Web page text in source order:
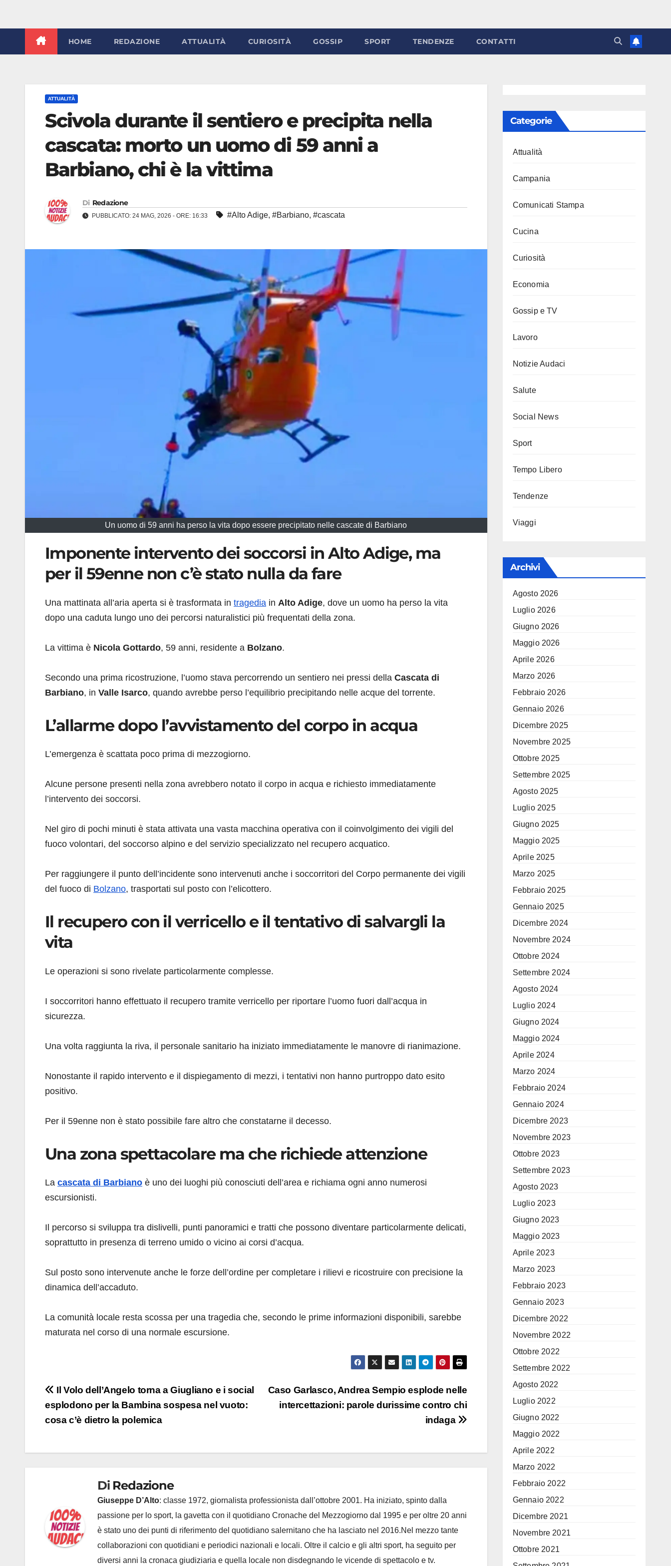
HOME REDAZIONE ATTUALITÀ CURIOSITÀ GOSSIP SPORT TENDENZE CONTATTI
ATTUALITÀ
Scivola durante il sentiero e precipita nella
cascata: morto un uomo di 59 anni a
Barbiano, chi è la vittima
Di Redazione
PUBBLICATO: 24 MAG, 2026 - ORE: 16:33 #Alto Adige, #Barbiano, #cascata
Un uomo di 59 anni ha perso la vita dopo essere precipitato nelle cascate di Barbiano
Imponente intervento dei soccorsi in Alto Adige, ma
per il 59enne non c’è stato nulla da fare
Una mattinata all’aria aperta si è trasformata in tragedia in Alto Adige, dove un uomo ha perso la vita
dopo una caduta lungo uno dei percorsi naturalistici più frequentati della zona.
La vittima è Nicola Gottardo, 59 anni, residente a Bolzano.
Secondo una prima ricostruzione, l’uomo stava percorrendo un sentiero nei pressi della Cascata di
Barbiano, in Valle Isarco, quando avrebbe perso l’equilibrio precipitando nelle acque del torrente.
L’allarme dopo l’avvistamento del corpo in acqua
L’emergenza è scattata poco prima di mezzogiorno.
Alcune persone presenti nella zona avrebbero notato il corpo in acqua e richiesto immediatamente
l’intervento dei soccorsi.
Nel giro di pochi minuti è stata attivata una vasta macchina operativa con il coinvolgimento dei vigili del
fuoco volontari, del soccorso alpino e del servizio specializzato nel recupero acquatico.
Per raggiungere il punto dell’incidente sono intervenuti anche i soccorritori del Corpo permanente dei vigili
del fuoco di Bolzano, trasportati sul posto con l’elicottero.
Il recupero con il verricello e il tentativo di salvargli la
vita
Le operazioni si sono rivelate particolarmente complesse.
I soccorritori hanno effettuato il recupero tramite verricello per riportare l’uomo fuori dall’acqua in
sicurezza.
Una volta raggiunta la riva, il personale sanitario ha iniziato immediatamente le manovre di rianimazione.
Nonostante il rapido intervento e il dispiegamento di mezzi, i tentativi non hanno purtroppo dato esito
positivo.
Per il 59enne non è stato possibile fare altro che constatarne il decesso.
Una zona spettacolare ma che richiede attenzione
La cascata di Barbiano è uno dei luoghi più conosciuti dell’area e richiama ogni anno numerosi
escursionisti.
Il percorso si sviluppa tra dislivelli, punti panoramici e tratti che possono diventare particolarmente delicati,
soprattutto in presenza di terreno umido o vicino ai corsi d’acqua.
Sul posto sono intervenute anche le forze dell’ordine per completare i rilievi e ricostruire con precisione la
dinamica dell’accaduto.
La comunità locale resta scossa per una tragedia che, secondo le prime informazioni disponibili, sarebbe
maturata nel corso di una normale escursione.
Navigazione
articoli
Caso Garlasco, Andrea Sempio esplode nelle
intercettazioni: parole durissime contro chi
indaga
Il Volo dell’Angelo torna a Giugliano e i social
esplodono per la Bambina sospesa nel vuoto:
cosa c’è dietro la polemica
Di Redazione
Giuseppe D’Alto: classe 1972, giornalista professionista dall’ottobre 2001. Ha iniziato, spinto dalla
passione per lo sport, la gavetta con il quotidiano Cronache del Mezzogiorno dal 1995 e per oltre 20 anni
è stato uno dei punti di riferimento del quotidiano salernitano che ha lasciato nel 2016.Nel mezzo tante
collaborazioni con quotidiani e periodici nazionali e locali. Oltre il calcio e gli altri sport, ha seguito per
diversi anni la cronaca giudiziaria e quella locale non disdegnando le vicende di spettacolo e tv.
Categorie
Attualità
Campania
Comunicati Stampa
Cucina
Curiosità
Economia
Gossip e TV
Lavoro
Notizie Audaci
Salute
Social News
Sport
Tempo Libero
Tendenze
Viaggi
Archivi
Agosto 2026
Luglio 2026
Giugno 2026
Maggio 2026
Aprile 2026
Marzo 2026
Febbraio 2026
Gennaio 2026
Dicembre 2025
Novembre 2025
Ottobre 2025
Settembre 2025
Agosto 2025
Luglio 2025
Giugno 2025
Maggio 2025
Aprile 2025
Marzo 2025
Febbraio 2025
Gennaio 2025
Dicembre 2024
Novembre 2024
Ottobre 2024
Settembre 2024
Agosto 2024
Luglio 2024
Giugno 2024
Maggio 2024
Aprile 2024
Marzo 2024
Febbraio 2024
Gennaio 2024
Dicembre 2023
Novembre 2023
Ottobre 2023
Settembre 2023
Agosto 2023
Luglio 2023
Giugno 2023
Maggio 2023
Aprile 2023
Marzo 2023
Febbraio 2023
Gennaio 2023
Dicembre 2022
Novembre 2022
Ottobre 2022
Settembre 2022
Agosto 2022
Luglio 2022
Giugno 2022
Maggio 2022
Aprile 2022
Marzo 2022
Febbraio 2022
Gennaio 2022
Dicembre 2021
Novembre 2021
Ottobre 2021